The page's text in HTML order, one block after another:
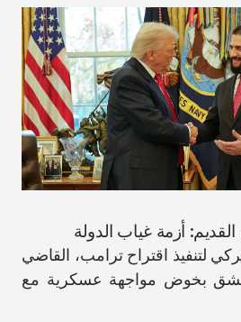
أزمة غياب الدولة
لتنفيذ اقتراح ترامب، القاضي
بخوض مواجهة عسكرية مع
كارثية.